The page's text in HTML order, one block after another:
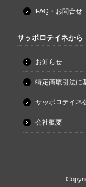
FAQ・お問合せ
サッポロテイネから
お知らせ
特定商取引法に
サッポロテイネ
会社概要